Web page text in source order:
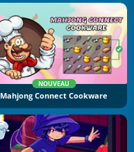
NOUVEAU
Mahjong Connect Cookware